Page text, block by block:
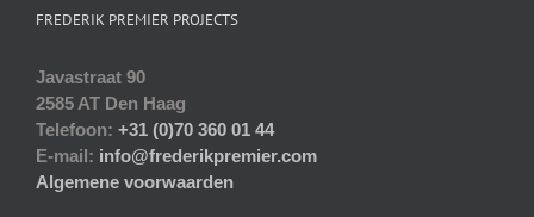
FREDERIK PREMIER PROJECTS
Javastraat 90
2585 AT Den Haag
Telefoon: +31 (0)70 360 01 44
E-mail: info@frederikpremier.com
Algemene voorwaarden